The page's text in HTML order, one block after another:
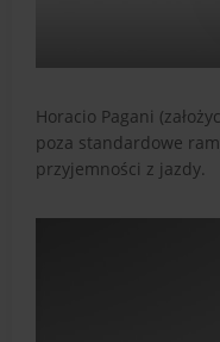
Horacio Pagani
poza standardowe
przyjemności z jazdy.